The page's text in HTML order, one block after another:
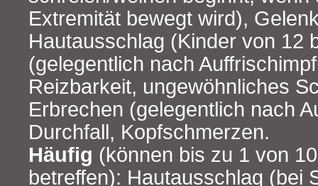
Extremität bewegt wird),
Hautausschlag (Kinder von 12
(gelegentlich nach
Reizbarkeit, ungewöhnliches
Erbrechen (gelegentlich nach
Durchfall, Kopfschmerzen.
Häufig (können bis zu 1 von
betreffen): Hautausschlag (bei